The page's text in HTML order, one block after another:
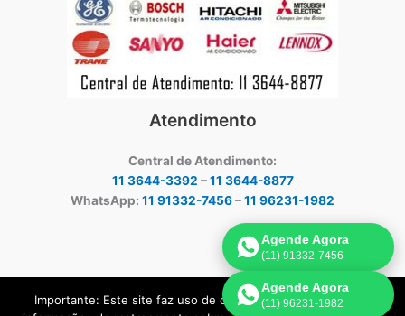
Atendimento
Central de Atendimento:
11 3644-3392 –11 3644-8877
WhatsApp: 11 91332-7456–11 96231-1982
Copyright © 2026 Assistência técnica ar-condicionado | Criado por:
Agende Agora
(11) 91332-7456
Agende Agora
(11) 96231-1982
Importante: Este site faz uso de cookies que podem conter